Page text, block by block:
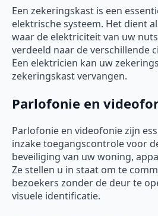
Een zekeringskast is een
elektrische systeem. Het dient
waar de elektriciteit van uw
verdeeld naar de verschillende
Een elektricien kan uw
zekeringskast vervangen.
Parlofonie en
Parlofonie en videofonie zijn
inzake toegangscontrole voor
beveiliging van uw woning,
Ze stellen u in staat om te
bezoekers zonder de deur te
visuele identificatie.